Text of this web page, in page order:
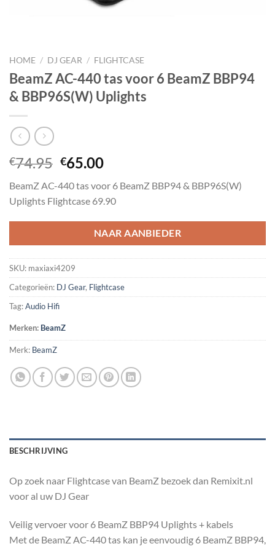
HOME / DJ GEAR / FLIGHTCASE
BeamZ AC-440 tas voor 6 BeamZ BBP94
& BBP96S(W) Uplights
€74.95 Oorspronkelijke
was:
€74.95.
€65.00Huidige
is:
€65.00.
BeamZ AC-440 tas voor 6 BeamZ BBP94 & BBP96S(W)
Uplights Flightcase 69.90
NAAR AANBIEDER
SKU: maxiaxi4209
Categorieën: DJ Gear, Flightcase
Tag:Audio Hifi
Merken: BeamZ
Merk: BeamZ
BESCHRIJVING
Op zoek naar Flightcase van BeamZ bezoek dan Remixit.nl
voor al uw DJ Gear
Veilig vervoer voor 6 BeamZ BBP94 Uplights + kabels
Met de BeamZ AC-440 tas kan je eenvoudig 6 BeamZ BBP94,